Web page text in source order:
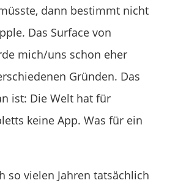
dann bestimmt nicht
Das Surface von
mich/uns schon eher
Gründen. Das
ist: Die Welt hat für
keine App. Was für ein
so vielen Jahren tatsächlich